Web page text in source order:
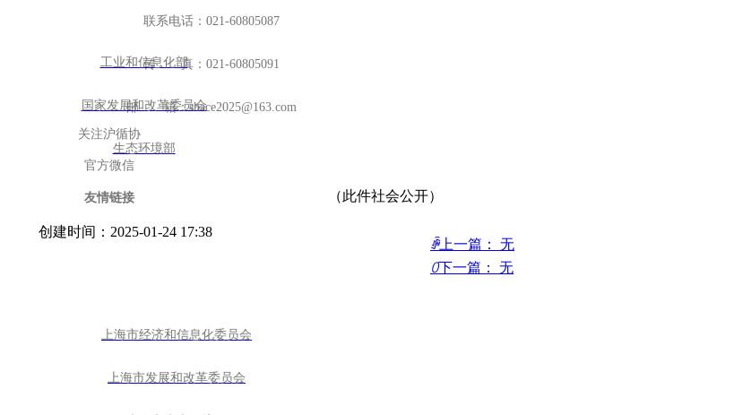
（此件社会公开）
创建时间： 2025-01-24 17:38
ꄴ上一篇：
无
ꄲ下一篇： 无
联系电话：021-60805087
传 真：021-60805091
邮 箱：shace2025@163.com
工业和信息化部
国家发展和改革委员会
生态环境部
关注沪循协
官方微信
友情链接
上海市经济和信息化委员会
上海市发展和改革委员会